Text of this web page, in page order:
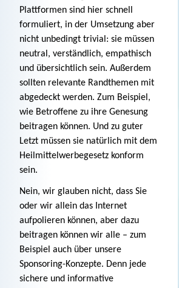
Plattformen sind hier schnell
formuliert, in der Umsetzung aber
nicht unbedingt trivial: sie müssen
neutral, verständlich, empathisch
und übersichtlich sein. Außerdem
sollten relevante Randthemen mit
abgedeckt werden. Zum Beispiel,
wie Betroffene zu ihre Genesung
beitragen können. Und zu guter
Letzt müssen sie natürlich mit dem
Heilmittelwerbegesetz konform
sein.
Nein, wir glauben nicht, dass Sie
oder wir allein das Internet
aufpolieren können, aber dazu
beitragen können wir alle – zum
Beispiel auch über unsere
Sponsoring-Konzepte. Denn jede
sichere und informative